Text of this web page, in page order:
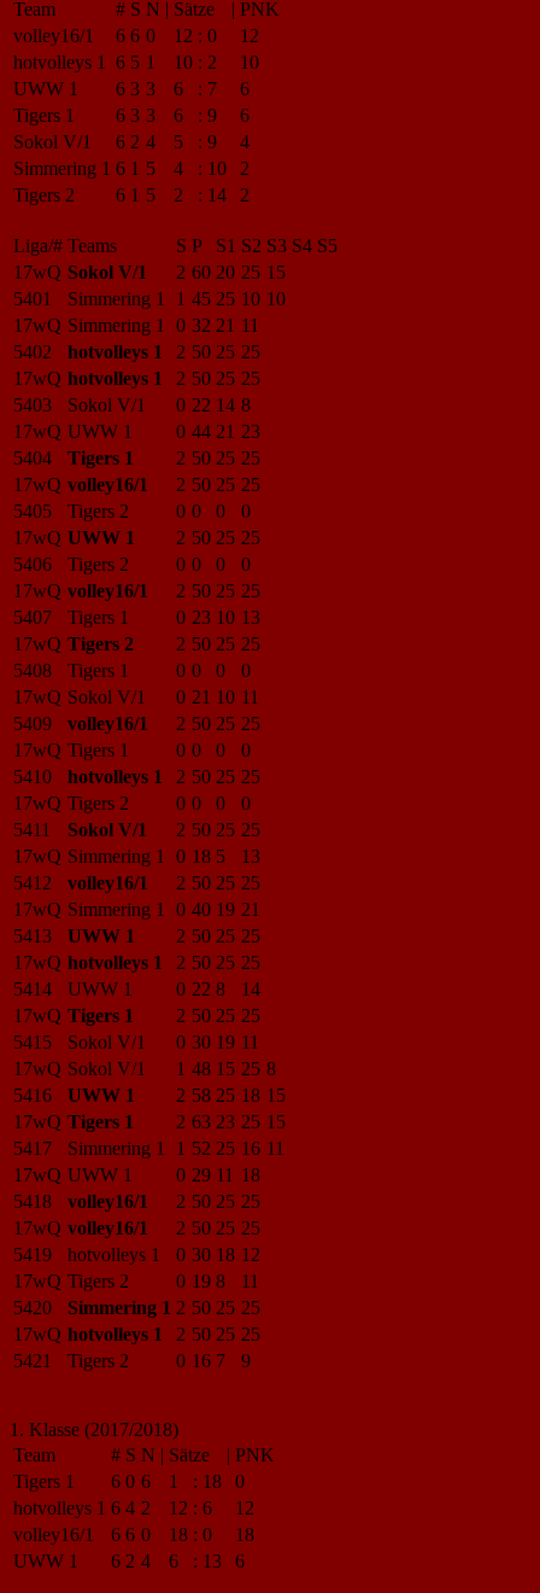
Team # S N | Sätze | PNK
volley16/1
6 6 0 12 : 0
12
hotvolleys 1
6 5 1 10 : 2
10
UWW 1
6 3 3 6 : 7
6
Tigers 1
6 3 3 6 : 9
6
Sokol V/1
6 2 4 5 : 9
4
Simmering 1 6 1 5 4 : 10
2
Tigers 2
6 1 5 2 : 14 2
Liga/# Teams S P S1 S2 S3 S4 S5
17wQ Sokol V/1 2 60 20 25 15
5401
Simmering 1 1 45 25 10 10
17wQ Simmering 1 0 32 21 11
5402
hotvolleys 1 2 50 25 25
17wQ hotvolleys 1 2 50 25 25
5403
Sokol V/1 0 22 14 8
17wQ UWW 1 0 44 21 23
5404
Tigers 1 2 50 25 25
17wQ volley16/1 2 50 25 25
5405
Tigers 2 0 0 0
0
17wQ UWW 1 2 50 25 25
5406
Tigers 2 0 0 0
0
17wQ volley16/1 2 50 25 25
5407
Tigers 1 0 23 10 13
17wQ Tigers 2 2 50 25 25
5408
Tigers 1 0 0 0
0
17wQ Sokol V/1 0 21 10 11
5409
volley16/1 2 50 25 25
17wQ Tigers 1 0 0 0
0
5410
hotvolleys 1 2 50 25 25
17wQ Tigers 2 0 0 0
0
5411
Sokol V/1 2 50 25 25
17wQ Simmering 1 0 18 5
13
5412
volley16/1 2 50 25 25
17wQ Simmering 1 0 40 19 21
5413
UWW 1 2 50 25 25
17wQ hotvolleys 1 2 50 25 25
5414
UWW 1 0 22 8
14
17wQ Tigers 1 2 50 25 25
5415
Sokol V/1 0 30 19 11
17wQ Sokol V/1 1 48 15 25 8
5416
UWW 1 2 58 25 18 15
17wQ Tigers 1 2 63 23 25 15
5417
Simmering 1 1 52 25 16 11
17wQ UWW 1 0 29 11 18
5418
volley16/1 2 50 25 25
17wQ volley16/1 2 50 25 25
5419
hotvolleys 1 0 30 18 12
17wQ Tigers 2 0 19 8
11
5420
Simmering 1 2 50 25 25
17wQ hotvolleys 1 2 50 25 25
5421
Tigers 2 0 16 7 9
1. Klasse (2017/2018)
Team
# S N | Sätze | PNK
Tigers 1
6 0 6 1 : 18
0
hotvolleys 1 6 4 2 12 : 6
12
volley16/1
6 6 0 18 : 0
18
UWW 1
6 2 4 6 : 13 6